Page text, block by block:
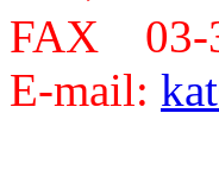
FAX 03-
E-mail: